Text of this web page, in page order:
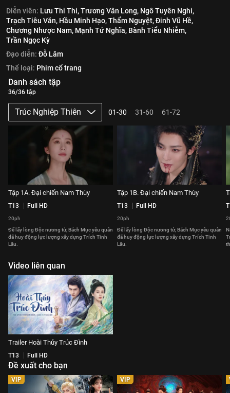
Diễn viên: Lưu Thi Thi,Trương Vân Long, Ngô Tuyên Nghi,
Trạch Tiêu Văn, Hầu Minh Hạo,Thẩm Nguyệt,Đinh Vũ Hề,
Chương Nhược Nam, Mạnh Tử Nghĩa, Bành Tiểu Nhiễm,
Trần Ngọc Kỳ
Đạo diễn: Đỗ Lâm
Thể loại: Phim cổ trang
Danh sách tập
36/36 tập
Trúc Nghiệp Thiên 01-30 31-60 61-72
Tập 1A. Đại chiến Nam Thùy
T13 Full HD
20ph
Để lấy lòng Độc nương tử, Bách Mục yêu quân
đã huy động lực lượng xây dựng Trích Tinh
Lâu.
Tập 1B. Đại chiến Nam Thùy
T13 Full HD
20ph
Để lấy lòng Độc nương tử, Bách Mục yêu quân
đã huy động lực lượng xây dựng Trích Tinh
Lâu.
Video liên quan
Trailer Hoài Thủy Trúc Đình
T13 Full HD
Đề xuất cho bạn
VIP VIP